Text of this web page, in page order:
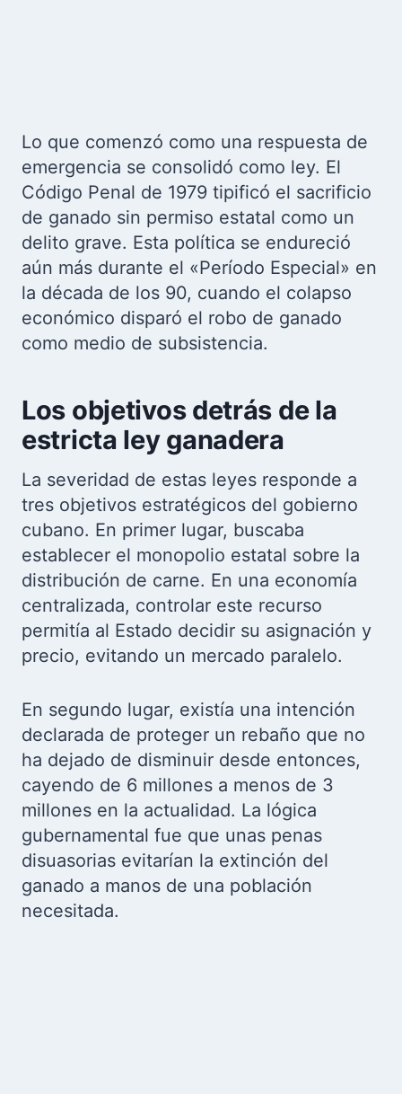
Lo que comenzó como una respuesta de
emergencia se consolidó como ley. El
Código Penal de 1979 tipificó el sacrificio
de ganado sin permiso estatal como un
delito grave. Esta política se endureció
aún más durante el «Período Especial» en
la década de los 90, cuando el colapso
económico disparó el robo de ganado
como medio de subsistencia.
Los objetivos detrás de la
estricta ley ganadera
La severidad de estas leyes responde a
tres objetivos estratégicos del gobierno
cubano. En primer lugar, buscaba
establecer el monopolio estatal sobre la
distribución de carne. En una economía
centralizada, controlar este recurso
permitía al Estado decidir su asignación y
precio, evitando un mercado paralelo.
En segundo lugar, existía una intención
declarada de proteger un rebaño que no
ha dejado de disminuir desde entonces,
cayendo de 6 millones a menos de 3
millones en la actualidad. La lógica
gubernamental fue que unas penas
disuasorias evitarían la extinción del
ganado a manos de una población
necesitada.